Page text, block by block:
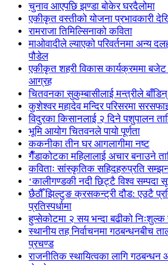
चुनाव आएपछि झण्डा बोकेर घरदैलोमा
एकीकृत वस्तीको योजना प्रभावकारी
रामराजा तिमिल्सिनाको कविता
माओवादीले ल्याएको परिवर्तनमा अन्य
पौडेल
एकीकृत शहरी विकास कार्यक्रममा बजेट
आग्रह
चितवनका सुकुम्बासीलाई मन्त्रीले बाँडिन्
कुशेश्वर महादेव मन्दिर परिसरमा
विदुरका किसानलाई २ दिने पशुपालन
भूमि आयोग चितवनले पायो पूर्णता
ककनीका तीन घर आगलागीमा नष्ट
गैँडाकोटका महिलालाई अचार बनाउने
कविताः सांस्कृतिक सहिदहरुप्रति
‘कालीगण्डकी नदी छिट्टै विश्व सम्पदा
छैठौँ झिल्टुङ क्रसकन्ट्री दौड: एउटै
प्रतिस्पर्धामा
हुप्सेकोटमा २ सय भन्दा बढीको निःशुल्क
स्थानीय तह निर्वाचनमा गठबन्धनबीच
प्रचण्ड
राजनीतिक स्थायित्वका लागि